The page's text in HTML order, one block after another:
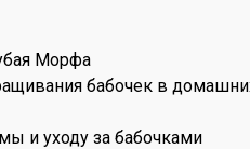
Морфа
бабочек в
и уходу за бабочками